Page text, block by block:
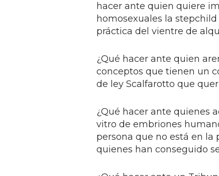
hacer ante quien quiere
homosexuales la
práctica del vientre de
¿Qué hacer ante quien
conceptos que tienen un
de ley Scalfarotto que
¿Qué hacer ante quienes
vitro de embriones
persona que no está en la
quienes han conseguido